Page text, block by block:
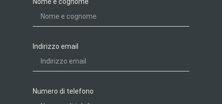
Indirizzo email
Numero di telefono